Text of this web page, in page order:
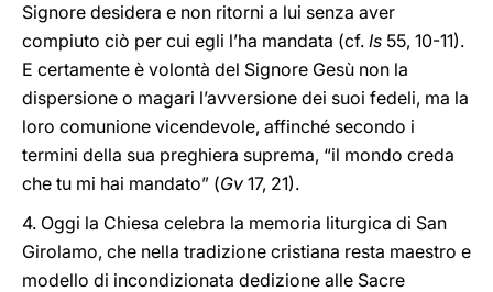
Signore desidera e non ritorni a lui senza aver
compiuto ciò per cui egli l’ha mandata (cf. Is 55, 10-11).
E certamente è volontà del Signore Gesù non la
dispersione o magari l’avversione dei suoi fedeli, ma la
loro comunione vicendevole, affinché secondo i
termini della sua preghiera suprema, “il mondo creda
che tu mi hai mandato” (Gv 17, 21).
4. Oggi la Chiesa celebra la memoria liturgica di San
Girolamo, che nella tradizione cristiana resta maestro e
modello di incondizionata dedizione alle Sacre